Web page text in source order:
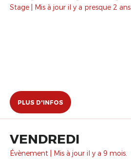
Stage | Mis à jour il y a presque 2 ans.
PLUS D'INFOS
VENDREDI
Évènement | Mis à jour il y a 9 mois.